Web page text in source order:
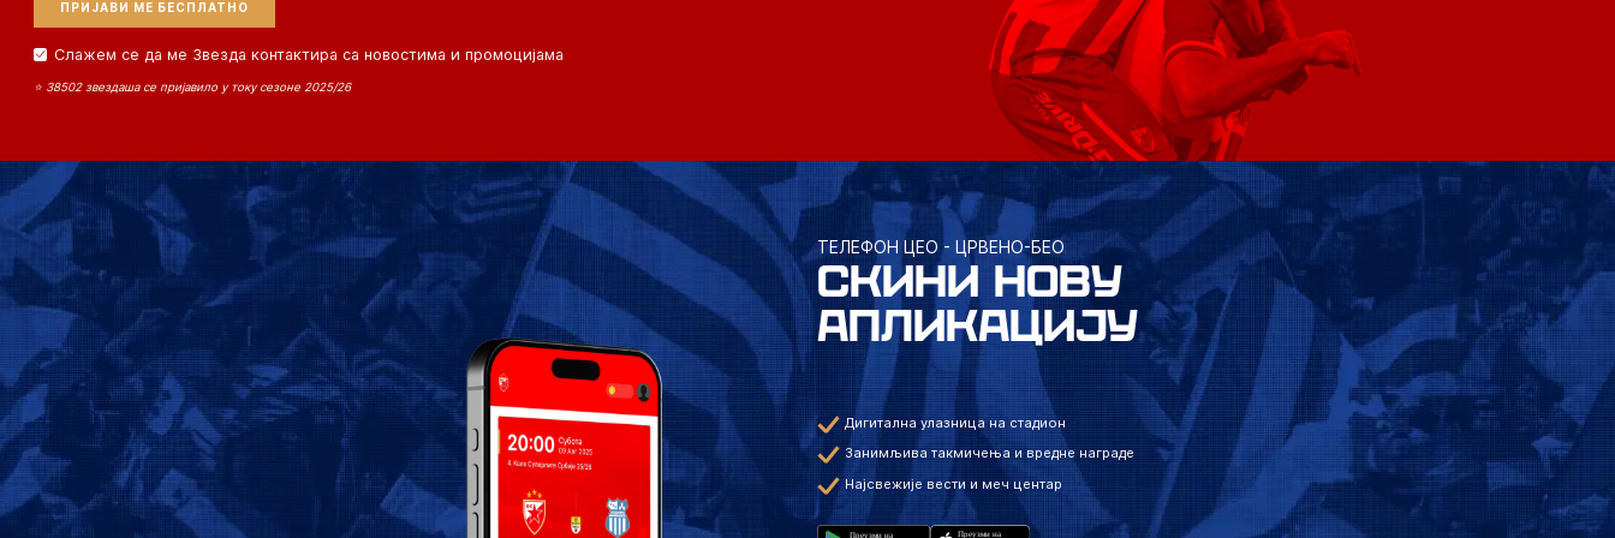
Слажем се да ме Звезда контактира са новостима и промоцијама
⭐ 38502 звездаша се пријавило у току сезоне 2025/26
ТЕЛЕФОН ЦЕО - ЦРВЕНО-БЕО
СКИНИ НОВУ
АПЛИКАЦИЈУ
Дигитална улазница на стадион
Занимљива такмичења и вредне награде
Најсвежије вести и меч центар